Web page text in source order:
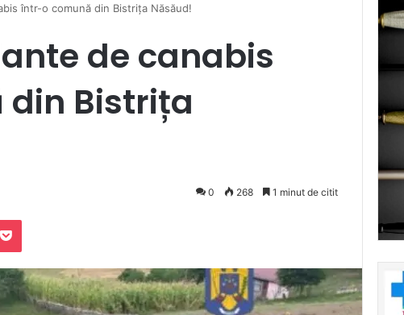
într-o comună din Bistrița Năsăud!
de canabis
Bistrița
0 268 1 minut de citit
Pocket